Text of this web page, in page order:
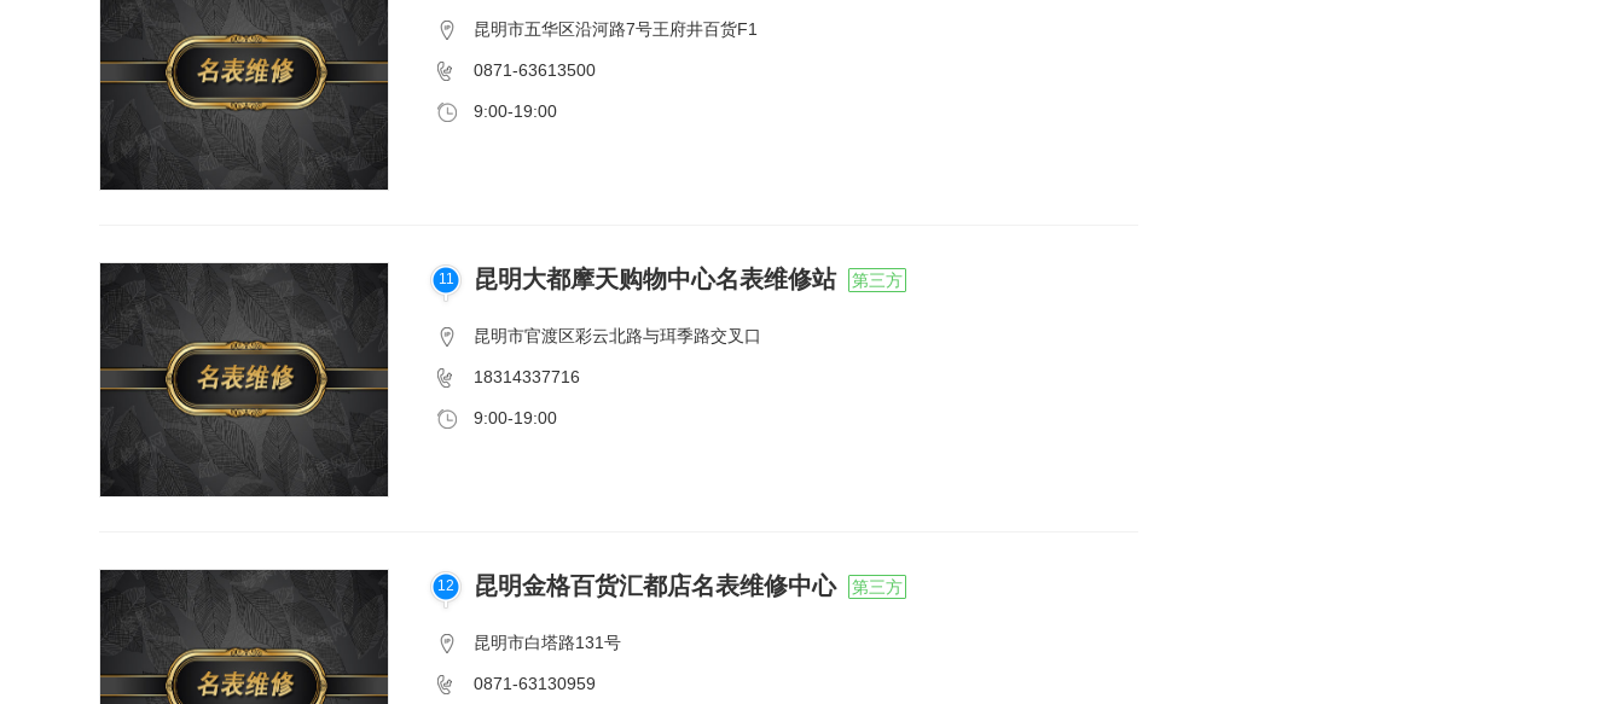
昆明市五华区沿河路7号王府井百货F1
0871-63613500
9:00-19:00
11 昆明大都摩天购物中心名表维修站 第三方
昆明市官渡区彩云北路与珥季路交叉口
18314337716
9:00-19:00
12 昆明金格百货汇都店名表维修中心 第三方
昆明市白塔路131号
0871-63130959